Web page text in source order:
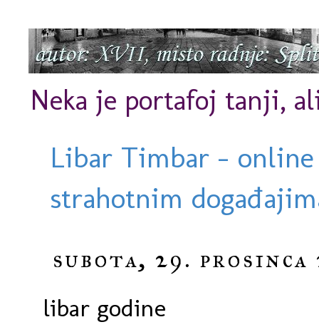
Neka je portafoj tanji,
Libar Timbar -
strahotnim
subota, 29. prosinca
libar godine